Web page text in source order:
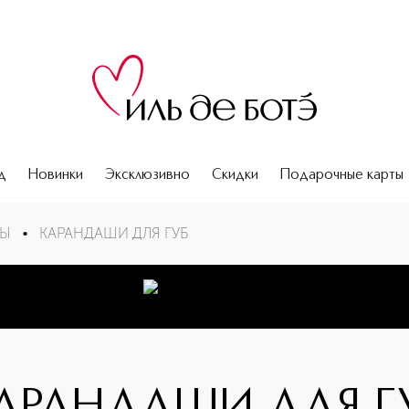
Новинки Эксклюзивно Скидки Подарочные карты
• КАРАНДАШИ ДЛЯ ГУБ